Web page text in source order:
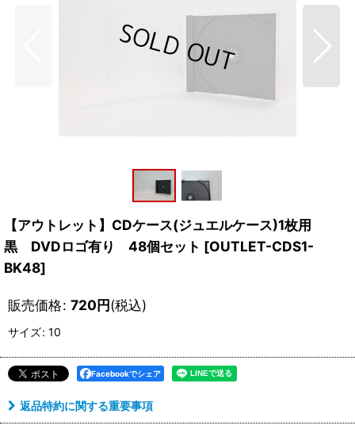
【アウトレット】CDケース(ジュエルケース)1枚用
黒 DVDロゴ有り 48個セット [OUTLET-CDS1-
BK48]
販売価格: 720円(税込)
サイズ: 10
Facebookでシェア
返品特約に関する重要事項